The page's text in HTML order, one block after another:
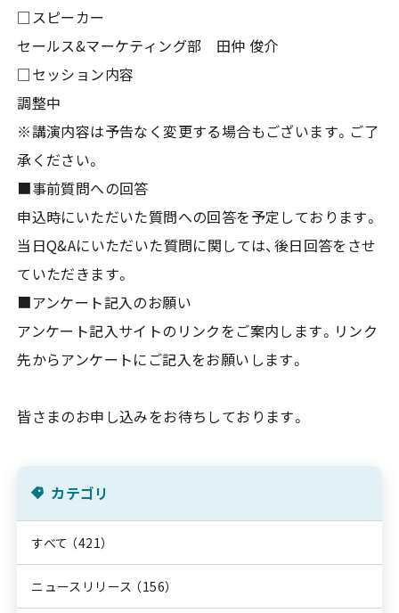
□スピーカー
セールス&マーケティング部 田仲 俊介
□セッション内容
調整中
※講演内容は予告なく変更する場合もございます。ご了
承ください。
■事前質問への回答
申込時にいただいた質問への回答を予定しております。
当日Q&Aにいただいた質問に関しては、後日回答をさせ
ていただきます。
■アンケート記入のお願い
アンケート記入サイトのリンクをご案内します。リンク
先からアンケートにご記入をお願いします。
皆さまのお申し込みをお待ちしております。
カテゴリ
すべて （421）
ニュースリリース （156）